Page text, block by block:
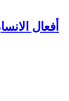
أفعال